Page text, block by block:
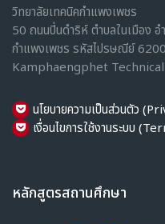
วิทยาลัยเทคนิคกำแพงเพชร
50 ถนนปิ่นดำริห์ ตำบลในเมือง
กำแพงเพชร รหัสไปรษณีย์
Kamphaengphet
นโยบายความเป็นส่วนตัว
เงื่อนไขการใช้งานระบบ
หลักสูตรสถานศึกษา